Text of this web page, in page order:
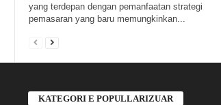
yang terdepan dengan pemanfaatan strategi
pemasaran yang baru memungkinkan...
KATEGORI E POPULLARIZUAR